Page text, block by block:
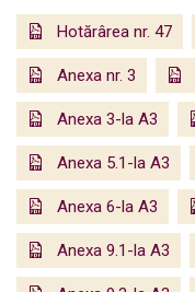
Hotărârea nr. 47
Anexa nr. 3
Anexa 3-la A3
Anexa 5.1-la A3
Anexa 6-la A3
Anexa 9.1-la A3